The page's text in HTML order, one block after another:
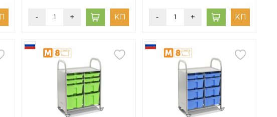
- + - +